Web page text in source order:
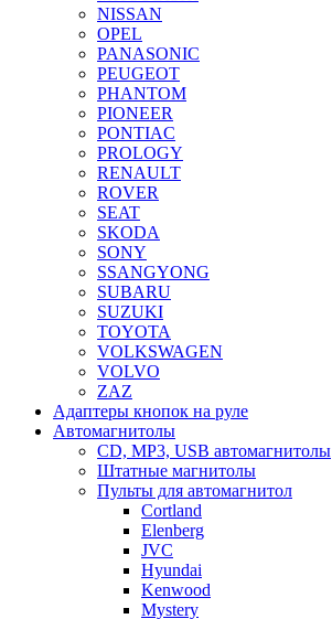
NISSAN
OPEL
PANASONIC
PEUGEOT
PHANTOM
PIONEER
PONTIAC
PROLOGY
RENAULT
ROVER
SEAT
SKODA
SONY
SSANGYONG
SUBARU
SUZUKI
TOYOTA
VOLKSWAGEN
VOLVO
ZAZ
Адаптеры кнопок на руле
Автомагнитолы
CD, MP3, USB автомагнитолы
Штатные магнитолы
Пульты для автомагнитол
Cortland
Elenberg
JVC
Hyundai
Kenwood
Mystery